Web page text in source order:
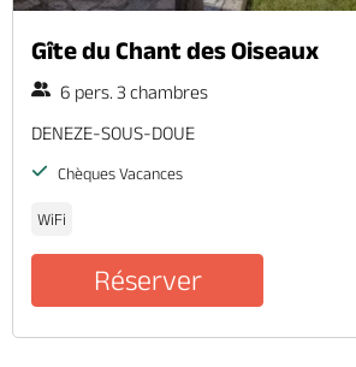
Gîte du Chant des Oiseaux
6 pers. 3 chambres
DENEZE-SOUS-DOUE
Chèques Vacances
WiFi
Réserver